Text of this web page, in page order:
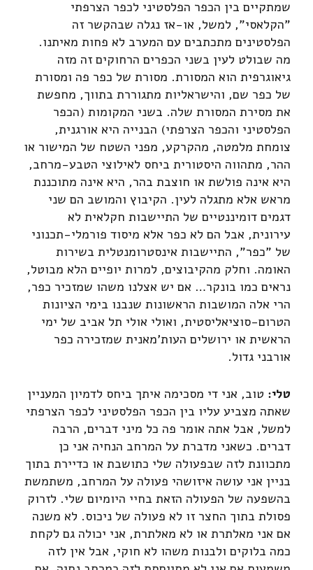
שמתקיים בין הכפר הפלסטיני לכפר הצרפתי
"הקלאסי", למשל, או-אז נגלה שבהקשר זה
הפלסטינים מתכתבים עם המערב לא פחות מאיתנו.
מה שבולט לעין בשני הכפרים הרחוקים זה מזה
גיאוגרפית הוא המסורת. מסורת של כפר פה ומסורת
של כפר שם, והישראליות מתגוררת בתווך, מחפשת
את מסירת המסורת שלה. בשני המקומות (הכפר
הפלסטיני והכפר הצרפתי) הבנייה היא אורגנית,
צומחת מלמטה, מהקרקע, מפני השטח של המישור או
ההר, מתהווה היסטורית ביחס לאילוצי הטבע-מרחב,
היא אינה פולשת או חוצבת בהר, היא אינה מתוכננת
מראש אלא מתגלה לעין. הקיבוץ והמושב הם שני
דגמים דומיננטיים של התיישבות חקלאית לא
עירונית, אבל הם לא כפר אלא מיסוד פורמלי-תכנוני
של "כפר", התיישבות אינסטרומנטלית בשירות
האומה. וחלק מהקיבוצים, למרות יופיים הלא מבוטל,
נראים כמו בונקר… אם יש אצלנו משהו שמזכיר כפר,
הרי אלה המושבות הראשונות שנבנו בימי הציונות
הטרום-סוציאליסטית, ואולי אולי תל אביב של ימי
הראשית או ירושלים העות'מאנית שמזכירה כפר
אורבני גדול.
טלי: טוב, אני די מסכימה איתך ביחס לדמיון המעניין
שאתה מצביע עליו בין הכפר הפלסטיני לכפר הצרפתי
למשל, אבל אתה אומר פה כל מיני דברים, הרבה
דברים. כשאני מדברת על המרחב הנחיה אני כן
מתכוונת לזה שבפעולה שלי כתושבת או כדיירת בתוך
בניין אני עושה איזושהי פעולה על המרחב, משתמשת
בהשפעה של הפעולה הזאת בחיי היומיום שלי. לזרוק
פסולת בתוך החצר זו לא פעולה של ניכוס. לא משנה
אם אני מאלתרת או לא מאלתרת, אני יכולה גם לקחת
כמה בלוקים ולבנות משהו לא חוקי, אבל אין לזה